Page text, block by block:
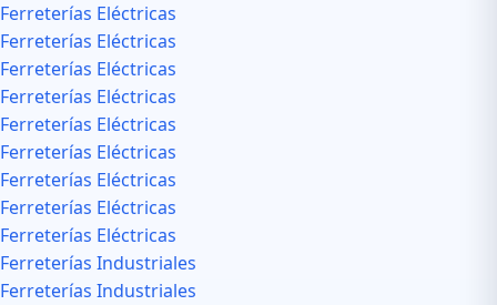
Ferreterías Eléctricas
Ferreterías Eléctricas
Ferreterías Eléctricas
Ferreterías Eléctricas
Ferreterías Eléctricas
Ferreterías Eléctricas
Ferreterías Eléctricas
Ferreterías Eléctricas
Ferreterías Eléctricas
Ferreterías Industriales
Ferreterías Industriales